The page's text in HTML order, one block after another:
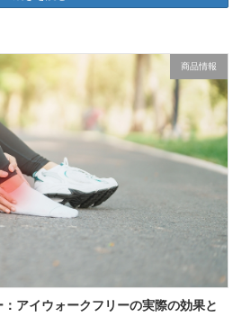
商品情報
アイウォークフリーの実際の効果と